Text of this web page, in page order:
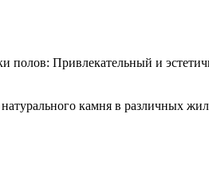
полов: Привлекательный и
камня в различных